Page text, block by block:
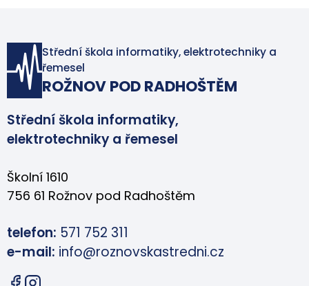
Střední škola informatiky, elektrotechniky a
řemesel
ROŽNOV POD RADHOŠTĚM
Střední škola informatiky,
elektrotechniky a řemesel
Školní 1610
756 61 Rožnov pod Radhoštěm
telefon: 571 752 311
e-mail: info@roznovskastredni.cz